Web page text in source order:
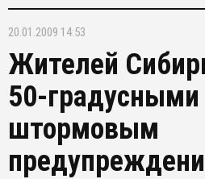
20.01.2009 14:53
Жителей
50-
штормовым